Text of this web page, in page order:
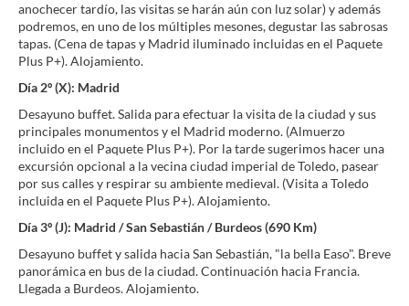
anochecer tardío, las visitas se harán aún con luz solar) y además
podremos, en uno de los múltiples mesones, degustar las sabrosas
tapas. (Cena de tapas y Madrid iluminado incluidas en el Paquete
Plus P+). Alojamiento.
Día 2º (X): Madrid
Desayuno buffet. Salida para efectuar la visita de la ciudad y sus
principales monumentos y el Madrid moderno. (Almuerzo
incluido en el Paquete Plus P+). Por la tarde sugerimos hacer una
excursión opcional a la vecina ciudad imperial de Toledo, pasear
por sus calles y respirar su ambiente medieval. (Visita a Toledo
incluida en el Paquete Plus P+). Alojamiento.
Día 3º (J): Madrid / San Sebastián / Burdeos (690 Km)
Desayuno buffet y salida hacia San Sebastián, "la bella Easo". Breve
panorámica en bus de la ciudad. Continuación hacia Francia.
Llegada a Burdeos. Alojamiento.